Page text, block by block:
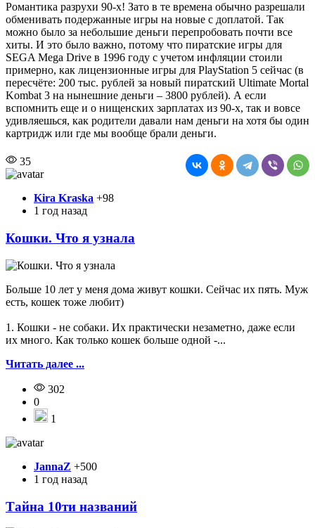
Романтика разрухи 90-х! Зато в те времена обычно разрешали
обменивать подержанные игры на новые с доплатой. Так
можно было за небольшие деньги перепробовать почти все
хиты. И это было важно, потому что пиратские игры для
SEGA Mega Drive в 1996 году с учетом инфляции стоили
примерно, как лицензионные игры для PlayStation 5 сейчас (в
пересчёте: 200 тыс. рублей за новый пиратский Ultimate Mortal
Kombat 3 на нынешние деньги – 3800 рублей). А если
вспомнить еще и о нищенских зарплатах из 90-х, так и вовсе
удивляешься, как родители давали нам деньги на хотя бы один
картридж или где мы вообще брали деньги.
35
Kira Kraska +98
1 год назад
Кошки. Что я узнала
Больше 10 лет у меня дома живут кошки. Сейчас их пять. Муж
есть, кошек тоже любит)
1. Кошки - не собаки. Их практически незаметно, даже если
их много. Как только кошек больше одной -...
Читать далее ...
302
0
1
JannaZ +500
1 год назад
Тайна 10ти названий